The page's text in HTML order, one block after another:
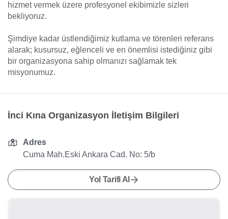
hizmet vermek üzere profesyonel ekibimizle sizleri
bekliyoruz.
Şimdiye kadar üstlendiğimiz kutlama ve törenleri referans
alarak; kusursuz, eğlenceli ve en önemlisi istediğiniz gibi
bir organizasyona sahip olmanızı sağlamak tek
misyonumuz.
İnci Kına Organizasyon İletişim Bilgileri
Adres
Cuma Mah.Eski Ankara Cad. No: 5/b
Yol Tarifi Al